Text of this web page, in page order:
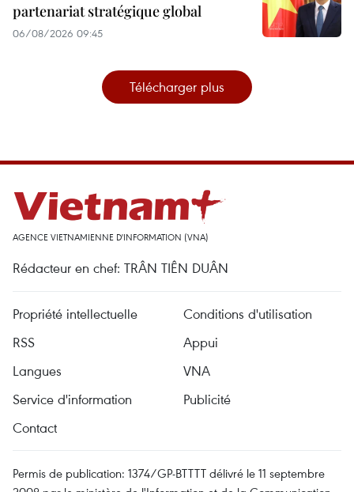
partenariat stratégique global
06/08/2026 09:45
Télécharger plus
AGENCE VIETNAMIENNE D'INFORMATION (VNA)
Rédacteur en chef: TRÂN TIÊN DUÂN
Propriété intellectuelle
Conditions d'utilisation
RSS
Appui
Langues
VNA
Service d'information
Publicité
Contact
Permis de publication: 1374/GP-BTTTT délivré le 11 septembre